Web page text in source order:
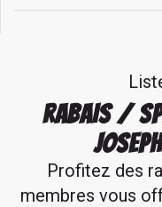
RABAIS /
Profitez des
membres vous